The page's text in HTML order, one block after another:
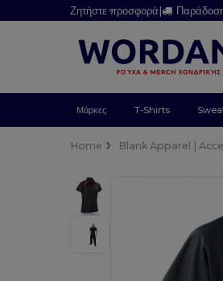
Ζητήστε προσφορά|
Μάρκες T-Shirts
Home Blank Apparel |